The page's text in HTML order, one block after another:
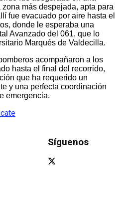
más despejada, apta para
fue evacuado por aire hasta el
donde le esperaba una
Avanzado del 061, que lo
Marqués de Valdecilla.
acompañaron a los
hasta el final del recorrido,
que ha requerido un
y una perfecta coordinación
emergencia.
Síguenos